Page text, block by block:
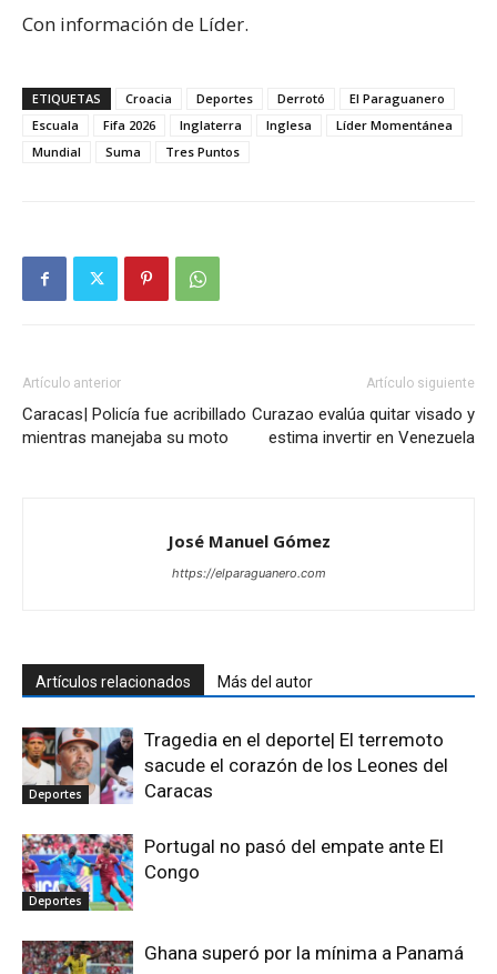
Con información de Líder.
ETIQUETAS Croacia Deportes Derrotó
El Paraguanero
Escuala
Fifa 2026 Inglaterra Inglesa
Líder Momentánea
Mundial
Suma Tres Puntos
Artículo anterior
Caracas| Policía fue acribillado
mientras manejaba su moto
Artículo siguiente
Curazao evalúa quitar visado y
estima invertir en Venezuela
José Manuel Gómez
https://elparaguanero.com
Artículos relacionados Más del autor
Deportes
Tragedia en el deporte| El terremoto
sacude el corazón de los Leones del
Caracas
Deportes
Portugal no pasó del empate ante El
Congo
Ghana superó por la mínima a Panamá